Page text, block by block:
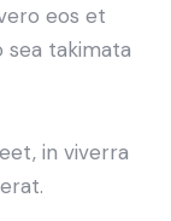
eos et
sea takimata
in viverra